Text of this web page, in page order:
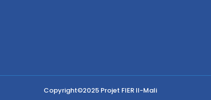
Copyright©2025Projet FIER II-Mali